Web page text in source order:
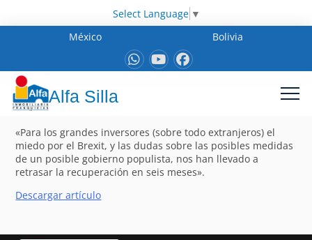
Select Language ▼
México
Bolivia
Alfa Silla
«Para los grandes inversores (sobre todo extranjeros) el
miedo por el Brexit, y las dudas sobre las posibles medidas
de un posible gobierno populista, nos han llevado a
retrasar la recuperación en seis meses».
Descargar artículo